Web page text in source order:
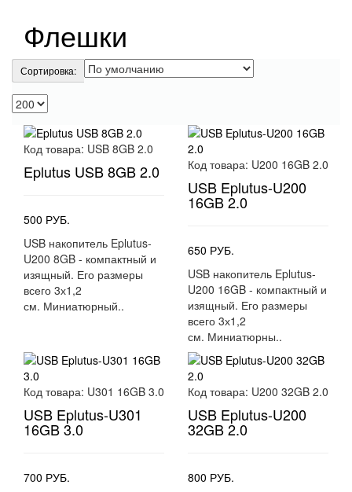
Флешки
Сортировка:
Код товара: USB 8GB 2.0
Eplutus USB 8GB 2.0
500 РУБ.
USB накопитель Eplutus-
U200 8GB - компактный и
изящный. Его размеры
всего 3х1,2
см. Миниатюрный..
Код товара: U200 16GB 2.0
USB Eplutus-U200
16GB 2.0
650 РУБ.
USB накопитель Eplutus-
U200 16GB - компактный и
изящный. Его размеры
всего 3х1,2
см. Миниатюрны..
Код товара: U301 16GB 3.0
USB Eplutus-U301
16GB 3.0
700 РУБ.
Код товара: U200 32GB 2.0
USB Eplutus-U200
32GB 2.0
800 РУБ.